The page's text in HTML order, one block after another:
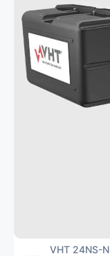
VHT 24NS-N